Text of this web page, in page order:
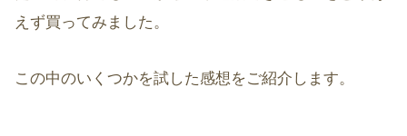
えず買ってみました。
この中のいくつかを試した感想をご紹介します。